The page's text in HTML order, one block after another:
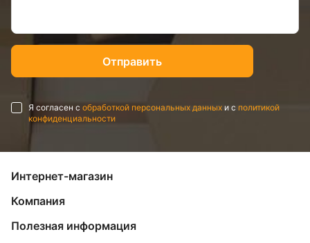
Я согласен с обработкой персональных данных и с политикой
конфиденциальности
Интернет-магазин
Компания
Полезная информация